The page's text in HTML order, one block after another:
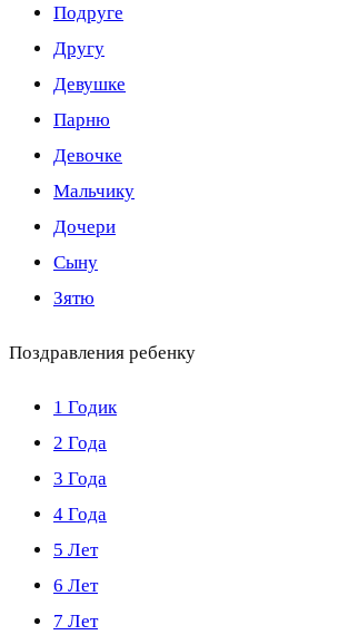
Подруге
Другу
Девушке
Парню
Девочке
Мальчику
Дочери
Сыну
Зятю
Поздравления ребенку
1 Годик
2 Года
3 Года
4 Года
5 Лет
6 Лет
7 Лет